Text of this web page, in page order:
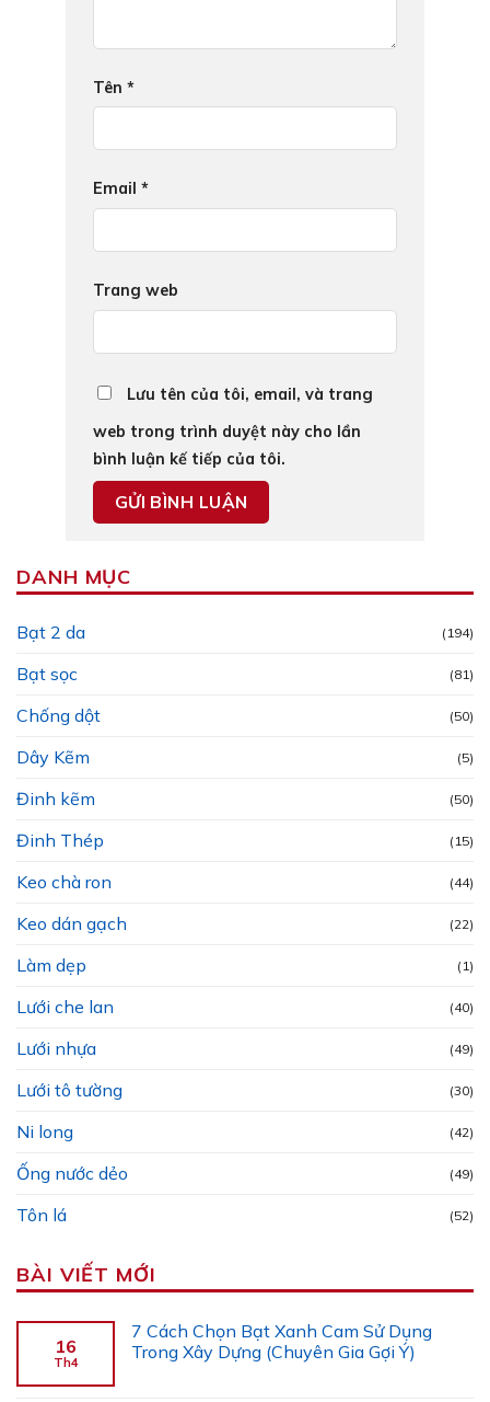
Tên *
Email *
Trang web
Lưu tên của tôi, email, và trang
web trong trình duyệt này cho lần
bình luận kế tiếp của tôi.
DANH MỤC
Bạt 2 da (194)
Bạt sọc (81)
Chống dột (50)
Dây Kẽm (5)
Đinh kẽm (50)
Đinh Thép (15)
Keo chà ron (44)
Keo dán gạch (22)
Làm dẹp (1)
Lưới che lan (40)
Lưới nhựa (49)
Lưới tô tường (30)
Ni long (42)
Ống nước dẻo (49)
Tôn lá (52)
BÀI VIẾT MỚI
16
Th4
7 Cách Chọn Bạt Xanh Cam Sử Dụng
Trong Xây Dựng (Chuyên Gia Gợi Ý)